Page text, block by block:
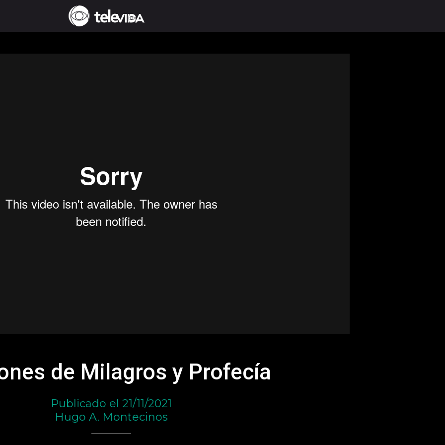
de Milagros y Profecía
Publicado el 21/11/2021
Hugo A. Montecinos